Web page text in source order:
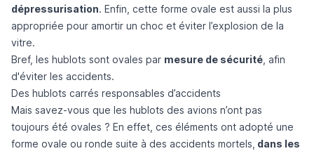
dépressurisation. Enfin, cette forme ovale est aussi la plus
appropriée pour amortir un choc et éviter l’explosion de la
vitre.
Bref, les hublots sont ovales par mesure de sécurité , afin
d'éviter les accidents.
Des hublots carrés responsables d’accidents
Mais savez-vous que les hublots des avions n’ont pas
toujours été ovales ? En effet, ces éléments ont adopté une
forme ovale ou ronde suite à des accidents mortels, dans les